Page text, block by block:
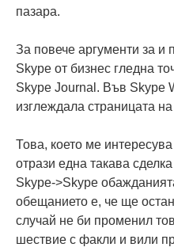
пазара.
За повече аргументи за и
Skype от бизнес гледна
Skype Journal. Във Skype
изглеждала страницата
Това, което ме
отрази една такава
Skype->Skype
обещанието е, че ще
случай не би променил
шествие с факли и вили